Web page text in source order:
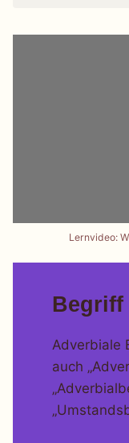
Lernvideo:
Begriff
Adverbiale
auch